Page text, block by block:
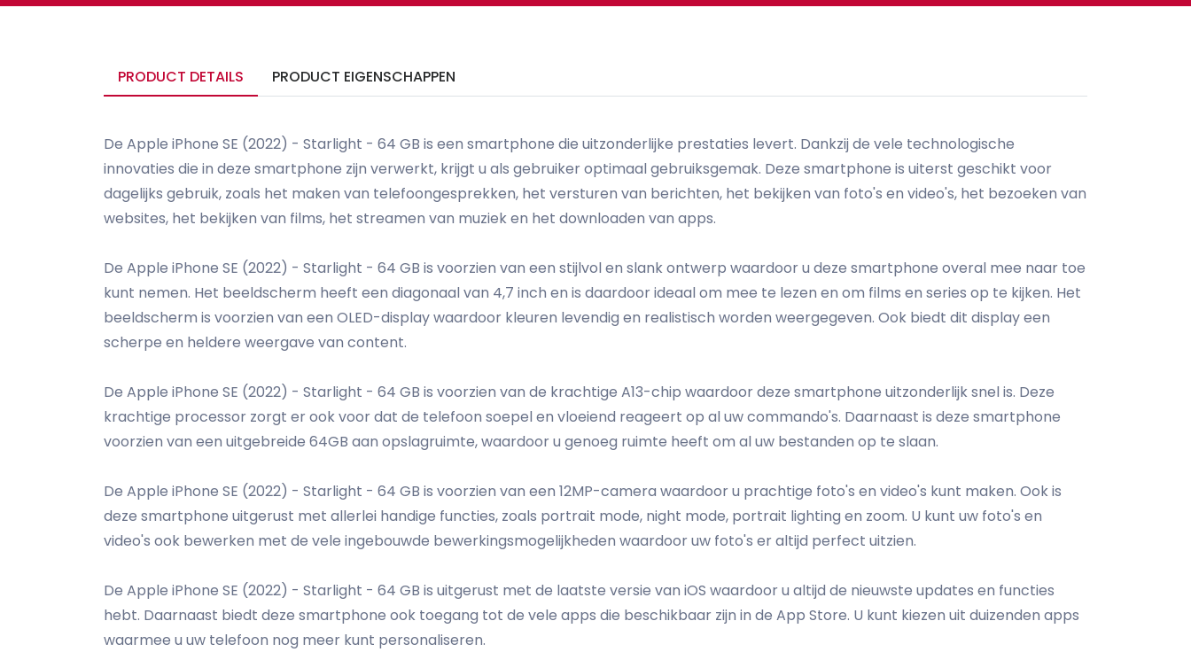
PRODUCT DETAILS PRODUCT EIGENSCHAPPEN
De Apple iPhone SE (2022) - Starlight - 64 GB is een smartphone die uitzonderlijke prestaties levert. Dankzij de vele technologische
innovaties die in deze smartphone zijn verwerkt, krijgt u als gebruiker optimaal gebruiksgemak. Deze smartphone is uiterst geschikt voor
dagelijks gebruik, zoals het maken van telefoongesprekken, het versturen van berichten, het bekijken van foto's en video's, het bezoeken van
websites, het bekijken van films, het streamen van muziek en het downloaden van apps.
De Apple iPhone SE (2022) - Starlight - 64 GB is voorzien van een stijlvol en slank ontwerp waardoor u deze smartphone overal mee naar toe
kunt nemen. Het beeldscherm heeft een diagonaal van 4,7 inch en is daardoor ideaal om mee te lezen en om films en series op te kijken. Het
beeldscherm is voorzien van een OLED-display waardoor kleuren levendig en realistisch worden weergegeven. Ook biedt dit display een
scherpe en heldere weergave van content.
De Apple iPhone SE (2022) - Starlight - 64 GB is voorzien van de krachtige A13-chip waardoor deze smartphone uitzonderlijk snel is. Deze
krachtige processor zorgt er ook voor dat de telefoon soepel en vloeiend reageert op al uw commando's. Daarnaast is deze smartphone
voorzien van een uitgebreide 64GB aan opslagruimte, waardoor u genoeg ruimte heeft om al uw bestanden op te slaan.
De Apple iPhone SE (2022) - Starlight - 64 GB is voorzien van een 12MP-camera waardoor u prachtige foto's en video's kunt maken. Ook is
deze smartphone uitgerust met allerlei handige functies, zoals portrait mode, night mode, portrait lighting en zoom. U kunt uw foto's en
video's ook bewerken met de vele ingebouwde bewerkingsmogelijkheden waardoor uw foto's er altijd perfect uitzien.
De Apple iPhone SE (2022) - Starlight - 64 GB is uitgerust met de laatste versie van iOS waardoor u altijd de nieuwste updates en functies
hebt. Daarnaast biedt deze smartphone ook toegang tot de vele apps die beschikbaar zijn in de App Store. U kunt kiezen uit duizenden apps
waarmee u uw telefoon nog meer kunt personaliseren.